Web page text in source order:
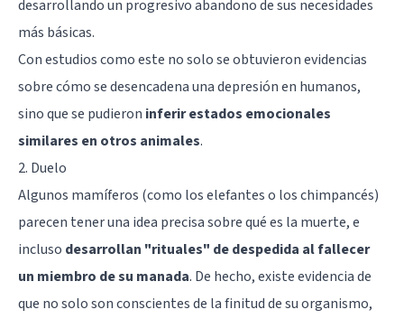
desarrollando un progresivo abandono de sus necesidades
más básicas.
Con estudios como este no solo se obtuvieron evidencias
sobre cómo se desencadena una depresión en humanos,
sino que se pudieron inferir estados emocionales
similares en otros animales.
2. Duelo
Algunos mamíferos (como los elefantes o los chimpancés)
parecen tener una idea precisa sobre qué es la muerte, e
incluso desarrollan "rituales" de despedida al fallecer
un miembro de su manada. De hecho, existe evidencia de
que no solo son conscientes de la finitud de su organismo,